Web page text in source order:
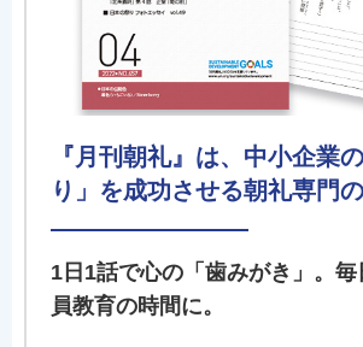
『月刊朝礼』は、中小企業
り」を成功させる朝礼専門の
1日1話で心の「歯みがき」。
員教育の時間に。